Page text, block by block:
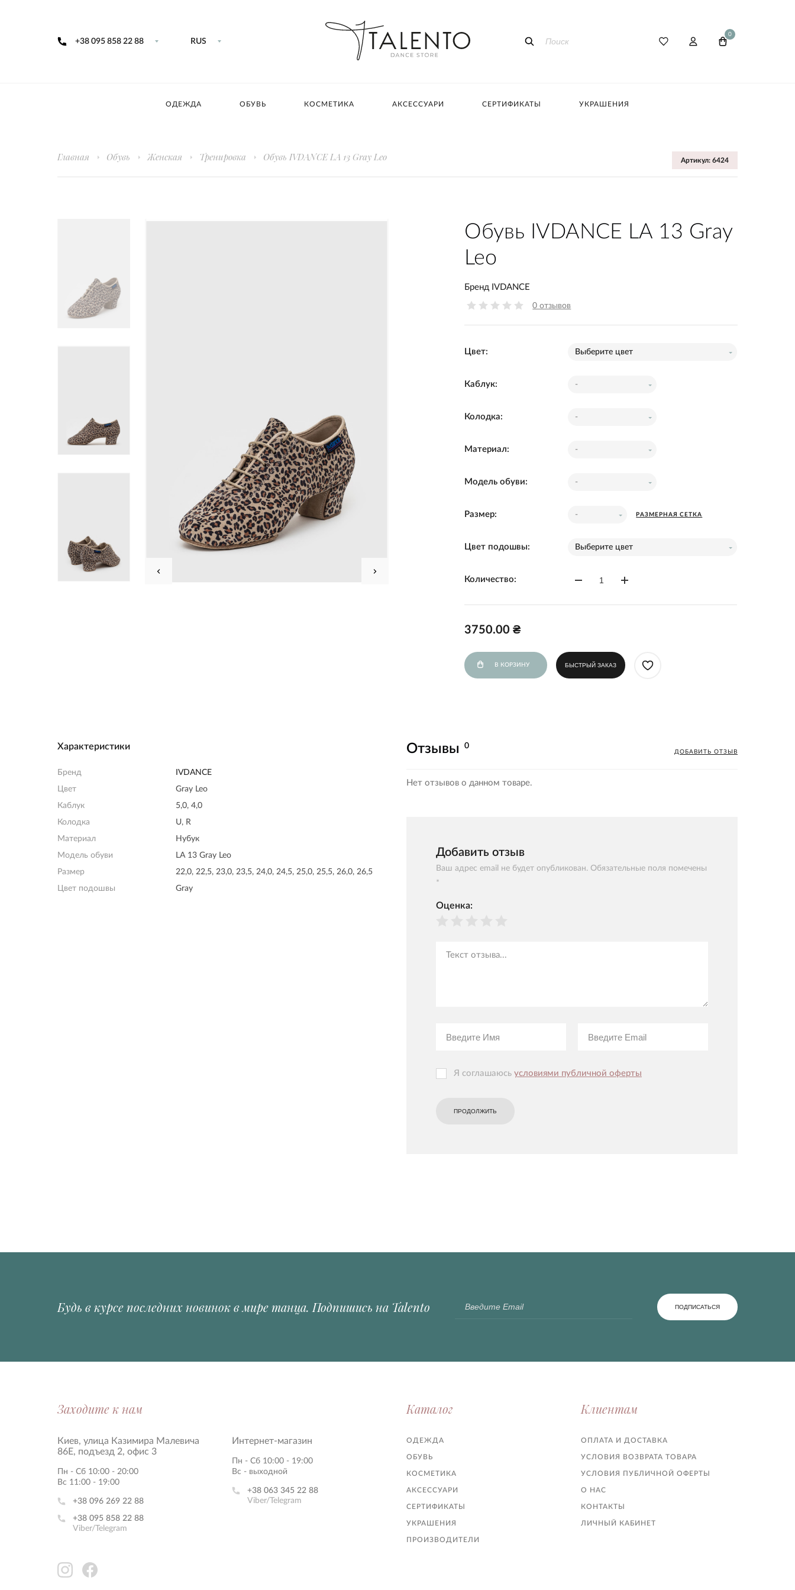
+38 095 858 22 88 RUS
0
ОДЕЖДА ОБУВЬ КОСМЕТИКА АКСЕССУАРИ СЕРТИФИКАТЫ УКРАШЕНИЯ
Главная Обувь Женская Тренировка Обувь IVDANCE LA 13 Gray Leo Артикул: 6424
Обувь IVDANCE LA 13 Gray
Leo
Бренд IVDANCE
0 отзывов
Цвет: Выберите цвет
Каблук: -
Колодка: -
Материал: -
Модель обуви: -
Размер: - РАЗМЕРНАЯ СЕТКА
Цвет подошвы: Выберите цвет
Количество:
3750.00 ₴
В КОРЗИНУ БЫСТРЫЙ ЗАКАЗ
Характеристики
Бренд
IVDANCE
Цвет
Gray Leo
Каблук
5,0, 4,0
Колодка
U, R
Материал
Нубук
Модель обуви
LA 13 Gray Leo
Размер
22,0, 22,5, 23,0, 23,5, 24,0, 24,5, 25,0, 25,5, 26,0, 26,5
Цвет подошвы
Gray
Отзывы 0
ДОБАВИТЬ ОТЗЫВ
Нет отзывов о данном товаре.
Добавить отзыв
Ваш адрес email не будет опубликован. Обязательные поля помечены
*
Оценка:
Я соглашаюсь условиями публичной оферты
ПРОДОЛЖИТЬ
Будь в курсе последних новинок в мире танца. Подпишись на Talento ПОДПИСАТЬСЯ
Заходите к нам
Киев, улица Казимира Малевича
86Е, подъезд 2, офис 3
Пн - Сб 10:00 - 20:00
Вс 11:00 - 19:00
+38 096 269 22 88
+38 095 858 22 88
Viber/Telegram
Интернет-магазин
Пн - Сб 10:00 - 19:00
Вс - выходной
+38 063 345 22 88
Viber/Telegram
Каталог
ОДЕЖДА
ОБУВЬ
КОСМЕТИКА
АКСЕССУАРИ
СЕРТИФИКАТЫ
УКРАШЕНИЯ
ПРОИЗВОДИТЕЛИ
Клиентам
ОПЛАТА И ДОСТАВКА
УСЛОВИЯ ВОЗВРАТА ТОВАРА
УСЛОВИЯ ПУБЛИЧНОЙ ОФЕРТЫ
О НАС
КОНТАКТЫ
ЛИЧНЫЙ КАБИНЕТ